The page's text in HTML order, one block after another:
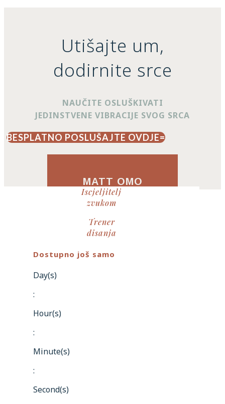
Utišajte um,
dodirnite srce
NAUČITE OSLUŠKIVATI
JEDINSTVENE VIBRACIJE SVOG SRCA
BESPLATNO POSLUŠAJTE OVDJE
MATT OMO
Iscjeljitelj
zvukom
Trener
disanja
Dostupno još samo
Day(s)
:
Hour(s)
:
Minute(s)
:
Second(s)